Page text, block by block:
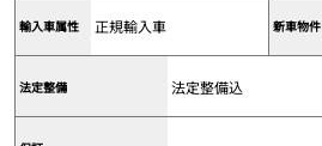
輸入車属性 正規輸入車 新車物件
法定整備 法定整備込